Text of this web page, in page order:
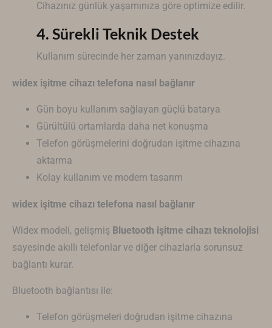
Cihazınız günlük yaşamınıza göre optimize edilir.
4. Sürekli Teknik Destek
Kullanım sürecinde her zaman yanınızdayız.
widex işitme cihazı telefona nasıl bağlanır
Gün boyu kullanım sağlayan güçlü batarya
Gürültülü ortamlarda daha net konuşma
Telefon görüşmelerini doğrudan işitme cihazına
aktarma
Kolay kullanım ve modern tasarım
widex işitme cihazı telefona nasıl bağlanır
Widex modeli, gelişmiş Bluetooth işitme cihazı teknolojisi
sayesinde akıllı telefonlar ve diğer cihazlarla sorunsuz
bağlantı kurar.
Bluetooth bağlantısı ile:
Telefon görüşmeleri doğrudan işitme cihazına